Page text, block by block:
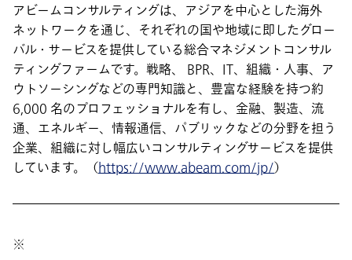
アビームコンサルティングは、アジアを中心とした海外
ネットワークを通じ、それぞれの国や地域に即したグロー
バル・サービスを提供している総合マネジメントコンサル
ティングファームです。戦略、 BPR、IT、組織・人事、ア
ウトソーシングなどの専門知識と、豊富な経験を持つ約
6,000 名のプロフェッショナルを有し、金融、製造、流
通、エネルギー、情報通信、パブリックなどの分野を担う
企業、組織に対し幅広いコンサルティングサービスを提供
しています。（https://www.abeam.com/jp/）
※